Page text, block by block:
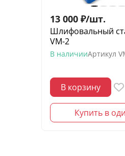
13 000 ₽/шт.
Шлифовальный
VM-2
В наличииАртикул
В корзину
Купить в